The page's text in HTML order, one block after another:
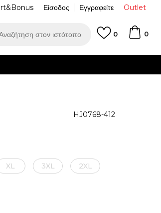
Outlet
Είσοδος Εγγραφείτε
στον ιστότοπο 0
0
HJ0768-412
XL 3XL 2XL